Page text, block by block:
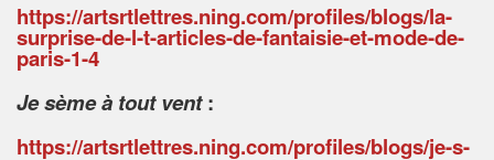
https://artsrtlettres.ning.com/profiles/blogs/la-
surprise-de-l-t-articles-de-fantaisie-et-mode-de-
paris-1-4
Je sème à tout vent:
https://artsrtlettres.ning.com/profiles/blogs/je-s-